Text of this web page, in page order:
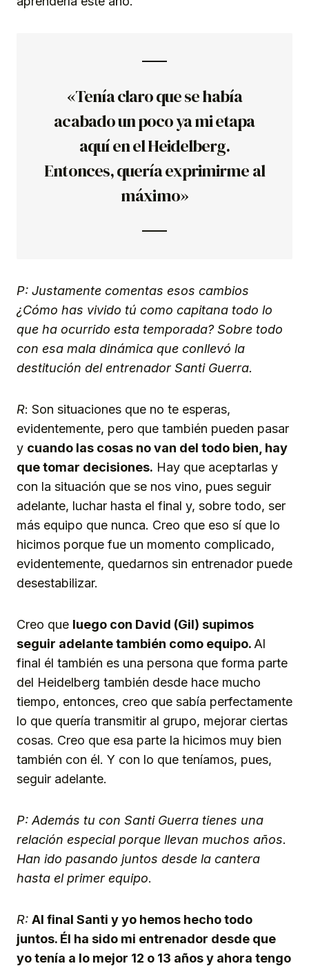
«Tenía claro que se había
acabado un poco ya mi etapa
aquí en el Heidelberg.
Entonces, quería exprimirme al
máximo»
P: Justamente comentas esos cambios
¿Cómo has vivido tú como capitana todo lo
que ha ocurrido esta temporada? Sobre todo
con esa mala dinámica que conllevó la
destitución del entrenador Santi Guerra.
R: Son situaciones que no te esperas,
evidentemente, pero que también pueden pasar
y cuando las cosas no van del todo bien, hay
que tomar decisiones. Hay que aceptarlas y
con la situación que se nos vino, pues seguir
adelante, luchar hasta el final y, sobre todo, ser
más equipo que nunca. Creo que eso sí que lo
hicimos porque fue un momento complicado,
evidentemente, quedarnos sin entrenador puede
desestabilizar.
Creo que luego con David (Gil) supimos
seguir adelante también como equipo. Al
final él también es una persona que forma parte
del Heidelberg también desde hace mucho
tiempo, entonces, creo que sabía perfectamente
lo que quería transmitir al grupo, mejorar ciertas
cosas. Creo que esa parte la hicimos muy bien
también con él. Y con lo que teníamos, pues,
seguir adelante.
P: Además tu con Santi Guerra tienes una
relación especial porque llevan muchos años.
Han ido pasando juntos desde la cantera
hasta el primer equipo.
R: Al final Santi y yo hemos hecho todo
juntos. Él ha sido mi entrenador desde que
yo tenía a lo mejor 12 o 13 años y ahora tengo